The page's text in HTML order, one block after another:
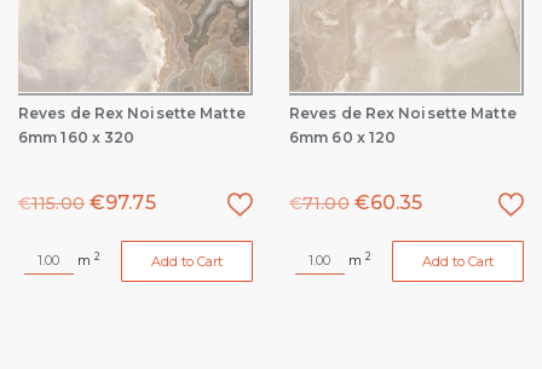
Reves de Rex Noisette Matte
6mm 160 x 320
€115.00 €97.75
m 2 Add to Cart
Reves de Rex Noisette Matte
6mm 60 x 120
€71.00 €60.35
m 2 Add to Cart